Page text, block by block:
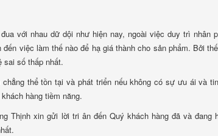
với nhau dữ dội như hiện nay, ngoài việc duy trì nhân
việc làm thế nào để hạ giá thành cho sản phẩm. Bởi
sai số thấp nhất.
chẳng thể tồn tại và phát triển nếu không có sự ưu ái và
hàng tiềm năng.
Thịnh xin gửi lời tri ân đến Quý khách hàng đã và